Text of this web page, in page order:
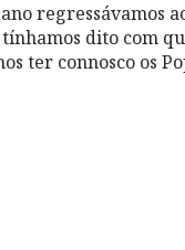
regressávamos
dito com
ter connosco os